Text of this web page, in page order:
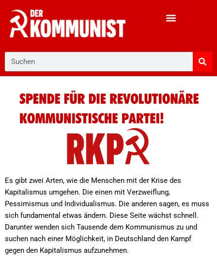
Inhalt
springen
Es gibt zwei Arten, wie die Menschen mit der Krise des
Kapitalismus umgehen. Die einen mit Verzweiflung,
Pessimismus und Individualismus. Die anderen sagen, es muss
sich fundamental etwas ändern. Diese Seite wächst schnell.
Darunter wenden sich Tausende dem Kommunismus zu und
suchen nach einer Möglichkeit, in Deutschland den Kampf
gegen den Kapitalismus aufzunehmen.